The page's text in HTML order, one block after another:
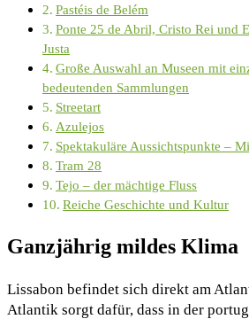
Pastéis de Belém
Ponte 25 de Abril, Cristo Rei und
Justa
Große Auswahl an Museen mit
bedeutenden Sammlungen
Streetart
Azulejos
Spektakuläre Aussichtspunkte –
Tram 28
Tejo – der mächtige Fluss
Reiche Geschichte und Kultur
Ganzjährig mildes Klima
Lissabon befindet sich direkt am
Atlantik sorgt dafür, dass in der